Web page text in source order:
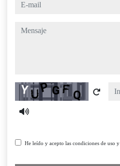
mensaje
Captcha
He leído y acepto las condiciones de uso y